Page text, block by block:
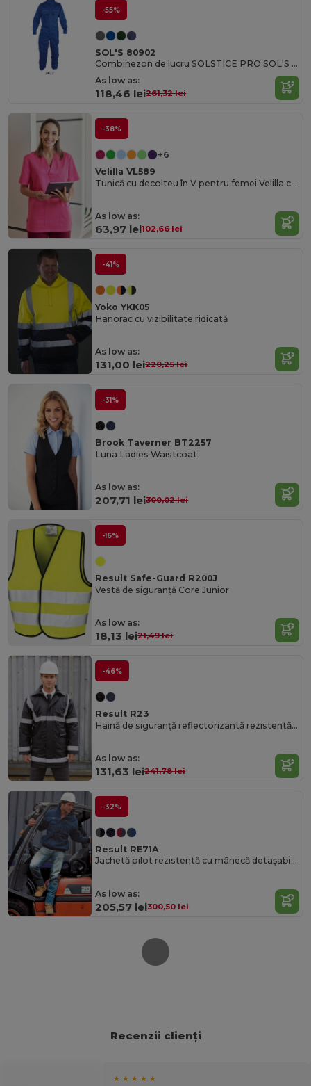
-55%
SOL'S 80902
Combinezon de lucru SOLSTICE PRO SOL'S cu fermoar simplu
As low as:
118,46 lei261,32 lei
-38%
+6
Velilla VL589
Tunică cu decolteu în V pentru femei Velilla cu buzunare practice
As low as:
63,97 lei102,66 lei
-41%
Yoko YKK05
Hanorac cu vizibilitate ridicată
As low as:
131,00 lei220,25 lei
-31%
Brook Taverner BT2257
Luna Ladies Waistcoat
As low as:
207,71 lei300,02 lei
-16%
Result Safe-Guard R200J
Vestă de siguranță Core Junior
As low as:
18,13 lei21,49 lei
-46%
Result R23
Haină de siguranță reflectorizantă rezistentă la intemperii Ultimate
As low as:
131,63 lei241,78 lei
-32%
Result RE71A
Jachetă pilot rezistentă cu mânecă detașabilă Work-Guard zip sleeve Result
As low as:
205,57 lei300,50 lei
Recenzii clienți
★ ★ ★ ★ ★